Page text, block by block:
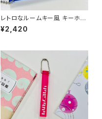
レトロなルームキー風 キーホル
ダー（ブルー）
¥2,420